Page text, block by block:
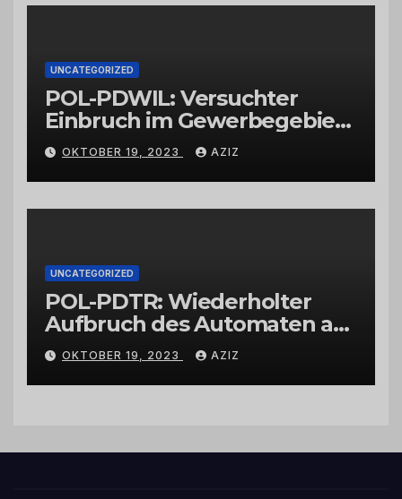
UNCATEGORIZED
POL-PDWIL: Versuchter
Einbruch im Gewerbegebiet
Wittlich
OKTOBER 19, 2023 AZIZ
UNCATEGORIZED
POL-PDTR: Wiederholter
Aufbruch des Automaten am
Wohnmobilstellplatz in
Hermeskeil am Labachweg
OKTOBER 19, 2023 AZIZ